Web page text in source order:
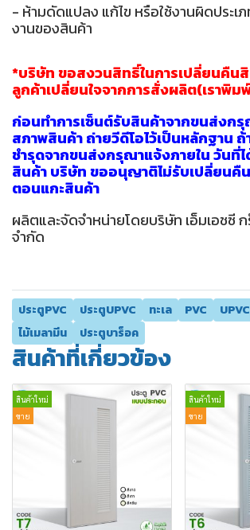
- ห้ามดัดแปลง แก้ไข หรือใช้งานผิดประเ
งานของสินค้า
*บริษัท ขอสงวนสิทธิ์ในการเปลี่ยนคืน
ลูกค้าเปลี่ยนใจจากการสั่งผลิต(เราพิ
ก่อนทำการเซ็นต์รับสินค้าจากขนส่งก
สภาพสินค้า ถ่ายวีดีโอไว้เป็นหลักฐาน ถ้
ชำรุดจากขนส่งกรุณาแจ้งภายใน วันที่
สินค้า บริษัท ขออนุญาติไม่รับเปลี่ยนคื
ตอนแกะสินค้า
ผลิตและจัดจำหน่ายโดยบริษัท เอ็มเอชซี
จำกัด
ประตูPVC ประตูUPVC ทะเล PVC UPVC
ไม้เมลามีน
ประตูบาร็อค
สินค้าที่เกี่ยวข้อง
สินค้าใหม่
ขาย
สินค้าใหม่
ขาย